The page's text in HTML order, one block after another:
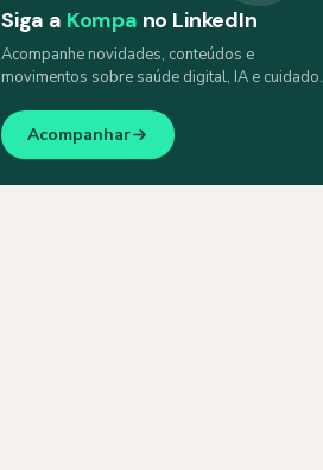
Siga a Kompa no LinkedIn
Acompanhe novidades, conteúdos e
movimentos sobre saúde digital, IA e cuidado.
Acompanhar